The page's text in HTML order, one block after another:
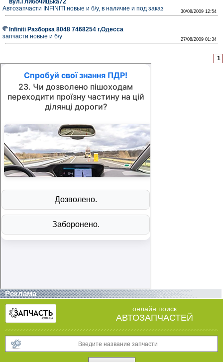
вул.Глибочицька72
Автозапчасти INFINITI новые и б/у, в наличие и под заказ
30/08/2009 12:54
Infiniti Разборка 8048 7468254 г,Одесса
запчасти новые и б/у
27/08/2009 01:34
1
Реклама
онлайн поиск
АВТОЗАПЧАСТЕЙ